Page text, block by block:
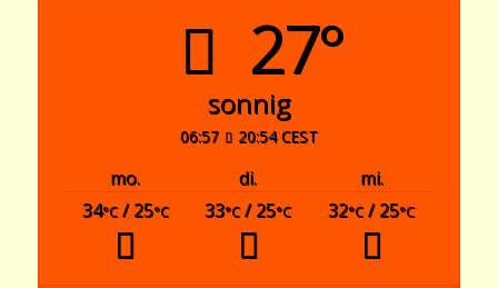
27°
sonnig
06:57 20:54 CEST
mo. di.
mi.
34°C/ 25°C 33°C/ 25°C 32°C/ 25°C